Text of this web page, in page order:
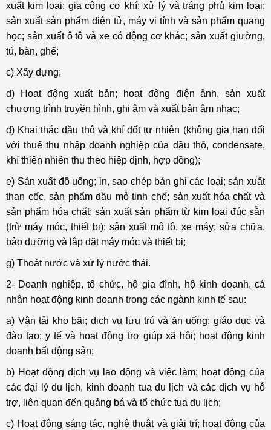
xuất kim loại; gia công cơ khí; xử lý và tráng phủ kim loại;
sản xuất sản phẩm điện tử, máy vi tính và sản phẩm quang
học; sản xuất ô tô và xe có động cơ khác; sản xuất giường,
tủ, bàn, ghế;
c) Xây dựng;
d) Hoạt động xuất bản; hoạt động điện ảnh, sản xuất
chương trình truyền hình, ghi âm và xuất bản âm nhạc;
đ) Khai thác dầu thô và khí đốt tự nhiên (không gia hạn đối
với thuế thu nhập doanh nghiệp của dầu thô, condensate,
khí thiên nhiên thu theo hiệp định, hợp đồng);
e) Sản xuất đồ uống; in, sao chép bản ghi các loại; sản xuất
than cốc, sản phẩm dầu mỏ tinh chế; sản xuất hóa chất và
sản phẩm hóa chất; sản xuất sản phẩm từ kim loại đúc sẵn
(trừ máy móc, thiết bị); sản xuất mô tô, xe máy; sửa chữa,
bảo dưỡng và lắp đặt máy móc và thiết bị;
g) Thoát nước và xử lý nước thải.
2- Doanh nghiệp, tổ chức, hộ gia đình, hộ kinh doanh, cá
nhân hoạt động kinh doanh trong các ngành kinh tế sau:
a) Vận tải kho bãi; dịch vụ lưu trú và ăn uống; giáo dục và
đào tạo; y tế và hoạt động trợ giúp xã hội; hoạt động kinh
doanh bất động sản;
b) Hoạt động dịch vụ lao động và việc làm; hoạt động của
các đại lý du lịch, kinh doanh tua du lịch và các dịch vụ hỗ
trợ, liên quan đến quảng bá và tổ chức tua du lịch;
c) Hoạt động sáng tác, nghệ thuật và giải trí; hoạt động của